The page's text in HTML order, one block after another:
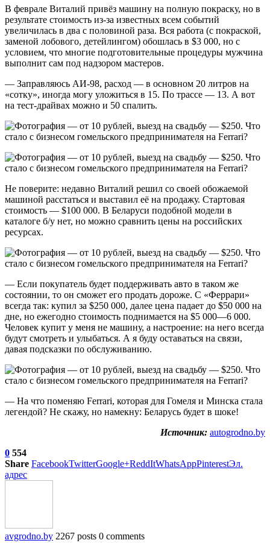
В феврале Виталий привёз машину на полную покраску, но в
результате стоимость из-за известных всем событий
увеличилась в два с половиной раза. Вся работа (с покраской,
заменой лобового, детейлингом) обошлась в $3 000, но с
условием, что многие подготовительные процедуры мужчина
выполнит сам под надзором мастеров.
— Заправляюсь АИ-98, расход — в основном 20 литров на
«сотку», иногда могу уложиться в 15. По трассе — 13. А вот
на тест-драйвах можно и 50 спалить.
Не поверите: недавно Виталий решил со своей обожаемой
машиной расстаться и выставил её на продажу. Стартовая
стоимость — $100 000. В Беларуси подобной модели в
каталоге б/у нет, но можно сравнить цены на российских
ресурсах.
— Если покупатель будет поддерживать авто в таком же
состоянии, то он сможет его продать дороже. С «Феррари»
всегда так: купил за $250 000, далее цена падает до $50 000 на
дне, но ежегодно стоимость поднимается на $5 000—6 000.
Человек купит у меня не машину, а настроение: на него всегда
будут смотреть и улыбаться. А я буду оставаться на связи,
давая подсказки по обслуживанию.
— На что поменяю Ferrari, которая для Гомеля и Минска стала
легендой? Не скажу, но намекну: Беларусь будет в шоке!
Источник: autogrodno.by
0 554
Share FacebookTwitterGoogle+ReddItWhatsAppPinterestЭл.
адрес
avgrodno.by 2267 posts 0 comments